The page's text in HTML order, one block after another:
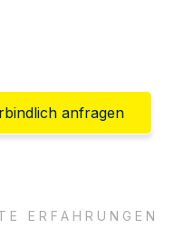
anfragen
ERFAHRUNGEN